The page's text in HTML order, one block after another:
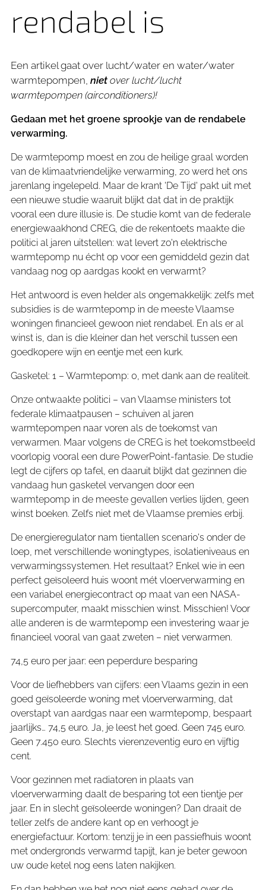
rendabel is
Een artikel gaat over lucht/water en water/water
warmtepompen, niet over lucht/lucht
warmtepompen (airconditioners)!
Gedaan met het groene sprookje van de rendabele
verwarming.
De warmtepomp moest en zou de heilige graal worden
van de klimaatvriendelijke verwarming, zo werd het ons
jarenlang ingelepeld. Maar de krant 'De Tijd' pakt uit met
een nieuwe studie waaruit blijkt dat dat in de praktijk
vooral een dure illusie is. De studie komt van de federale
energiewaakhond CREG, die de rekentoets maakte die
politici al jaren uitstellen: wat levert zo'n elektrische
warmtepomp nu écht op voor een gemiddeld gezin dat
vandaag nog op aardgas kookt en verwarmt?
Het antwoord is even helder als ongemakkelijk: zelfs met
subsidies is de warmtepomp in de meeste Vlaamse
woningen financieel gewoon niet rendabel. En als er al
winst is, dan is die kleiner dan het verschil tussen een
goedkopere wijn en eentje met een kurk.
Gasketel: 1 – Warmtepomp: 0, met dank aan de realiteit.
Onze ontwaakte politici – van Vlaamse ministers tot
federale klimaatpausen – schuiven al jaren
warmtepompen naar voren als de toekomst van
verwarmen. Maar volgens de CREG is het toekomstbeeld
voorlopig vooral een dure PowerPoint-fantasie. De studie
legt de cijfers op tafel, en daaruit blijkt dat gezinnen die
vandaag hun gasketel vervangen door een
warmtepomp in de meeste gevallen verlies lijden, geen
winst boeken. Zelfs niet met de Vlaamse premies erbij.
De energieregulator nam tientallen scenario's onder de
loep, met verschillende woningtypes, isolatieniveaus en
verwarmingssystemen. Het resultaat? Enkel wie in een
perfect geïsoleerd huis woont mét vloerverwarming en
een variabel energiecontract op maat van een NASA-
supercomputer, maakt misschien winst. Misschien! Voor
alle anderen is de warmtepomp een investering waar je
financieel vooral van gaat zweten – niet verwarmen.
74,5 euro per jaar: een peperdure besparing
Voor de liefhebbers van cijfers: een Vlaams gezin in een
goed geïsoleerde woning met vloerverwarming, dat
overstapt van aardgas naar een warmtepomp, bespaart
jaarlijks… 74,5 euro. Ja, je leest het goed. Geen 745 euro.
Geen 7.450 euro. Slechts vierenzeventig euro en vijftig
cent.
Voor gezinnen met radiatoren in plaats van
vloerverwarming daalt de besparing tot een tientje per
jaar. En in slecht geïsoleerde woningen? Dan draait de
teller zelfs de andere kant op en verhoogt je
energiefactuur. Kortom: tenzij je in een passiefhuis woont
met ondergronds verwarmd tapijt, kan je beter gewoon
uw oude ketel nog eens laten nakijken.